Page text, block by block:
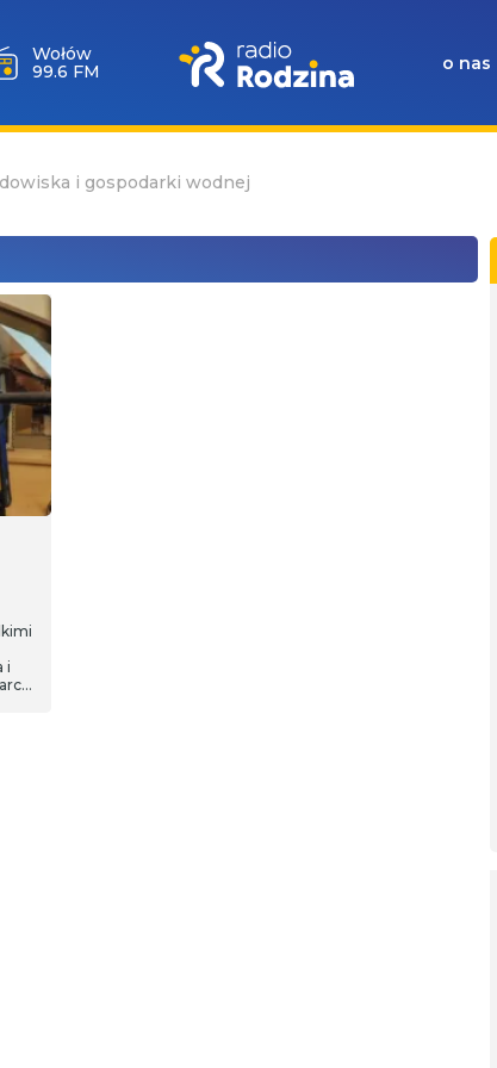
Wołów
99.6 FM
o nas
i gospodarki wodnej
i